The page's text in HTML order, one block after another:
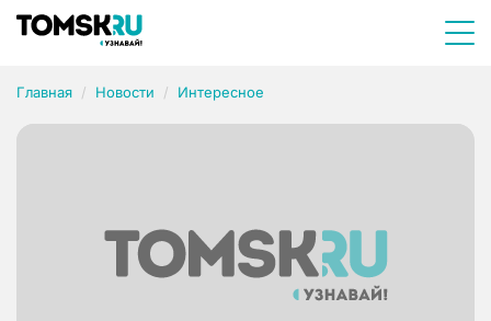
Главная Новости Интересное